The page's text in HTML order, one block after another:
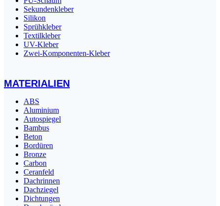
Sekundenkleber
Silikon
Sprühkleber
Textilkleber
UV-Kleber
Zwei-Komponenten-Kleber
MATERIALIEN
ABS
Aluminium
Autospiegel
Bambus
Beton
Bordüren
Bronze
Carbon
Ceranfeld
Dachrinnen
Dachziegel
Dichtungen